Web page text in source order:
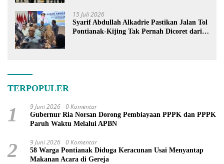
15 Juli 2026
Syarif Abdullah Alkadrie Pastikan Jalan Tol
Pontianak-Kijing Tak Pernah Dicoret dari
TERPOPULER
1 9 Juni 2026 0 Komentar
Gubernur Ria Norsan Dorong Pembiayaan PPPK dan PPPK
Paruh Waktu Melalui APBN
2 9 Juni 2026 0 Komentar
58 Warga Pontianak Diduga Keracunan Usai Menyantap
Makanan Acara di Gereja